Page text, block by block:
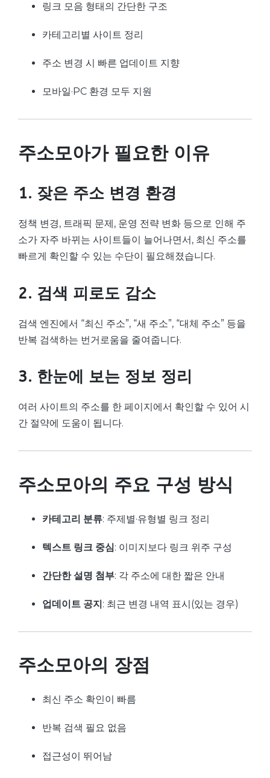
링크 모음 형태의 간단한 구조
카테고리별 사이트 정리
주소 변경 시 빠른 업데이트 지향
모바일·PC 환경 모두 지원
주소모아가 필요한 이유
1. 잦은 주소 변경 환경
정책 변경, 트래픽 문제, 운영 전략 변화 등으로 인해 주
소가 자주 바뀌는 사이트들이 늘어나면서, 최신 주소를
빠르게 확인할 수 있는 수단이 필요해졌습니다.
2. 검색 피로도 감소
검색 엔진에서 “최신 주소”, “새 주소”, “대체 주소” 등을
반복 검색하는 번거로움을 줄여줍니다.
3. 한눈에 보는 정보 정리
여러 사이트의 주소를 한 페이지에서 확인할 수 있어 시
간 절약에 도움이 됩니다.
주소모아의 주요 구성 방식
카테고리 분류: 주제별·유형별 링크 정리
텍스트 링크 중심: 이미지보다 링크 위주 구성
간단한 설명 첨부: 각 주소에 대한 짧은 안내
업데이트 공지: 최근 변경 내역 표시(있는 경우)
주소모아의 장점
최신 주소 확인이 빠름
반복 검색 필요 없음
접근성이 뛰어남